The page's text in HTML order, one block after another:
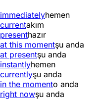
immediatelyhemen
currentakım
presenthazır
at this momentşu anda
at presentşu anda
instantlyhemen
currentlyşu anda
in the momento anda
right nowşu anda